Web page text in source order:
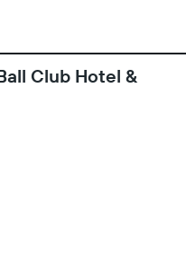
Club Hotel &